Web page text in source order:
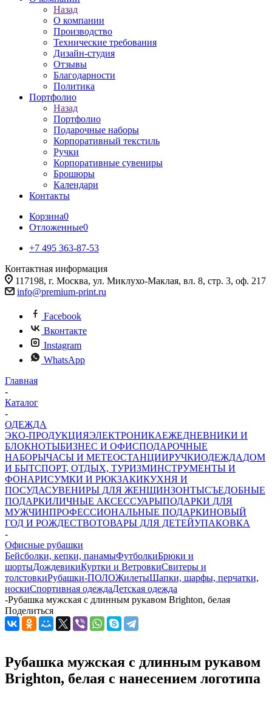
Назад
О компании
Производство
Технические требования
Дизайн-студия
Отзывы
Благодарности
Политика
Портфолио
Назад
Портфолио
Подарочные наборы
Корпоративный текстиль
Ручки
Корпоративные сувениры
Брошюры
Календари
Контакты
Корзина0
Отложенные0
+7 495 363-87-53
Контактная информация
117198, г. Москва, ул. Миклухо-Маклая, вл. 8, стр. 3, оф. 217
info@premium-print.ru
Facebook
Вконтакте
Instagram
WhatsApp
Главная
-
Каталог
-
ОДЕЖДА
ЭКО-ПРОДУКЦИЯЭЛЕКТРОНИКАЕЖЕДНЕВНИКИ И
БЛОКНОТЫБИЗНЕС И ОФИСПОДАРОЧНЫЕ
НАБОРЫЧАСЫ И МЕТЕОСТАНЦИИРУЧКИОДЕЖДАДОМ
И БЫТСПОРТ, ОТДЫХ, ТУРИЗМИНСТРУМЕНТЫ И
ФОНАРИСУМКИ И РЮКЗАКИКУХНЯ И
ПОСУДАСУВЕНИРЫ ДЛЯ ЖЕНЩИНЗОНТЫСЪЕДОБНЫЕ
ПОДАРКИЛИЧНЫЕ АКСЕССУАРЫПОДАРКИ ДЛЯ
МУЖЧИНПРОФЕССИОНАЛЬНЫЕ ПОДАРКИНОВЫЙ
ГОД И РОЖДЕСТВОТОВАРЫ ДЛЯ ДЕТЕЙУПАКОВКА
-
Офисные рубашки
Бейсболки, кепки, панамыФутболкиБрюки и
шортыДождевикиКуртки и ВетровкиСвитеры и
толстовкиРубашки-ПОЛОЖилетыШапки, шарфы, перчатки,
носкиСпортивная одеждаДетская одежда
-Рубашка мужская с длинным рукавом Brighton, белая
Поделиться
Рубашка мужская с длинным рукавом
Brighton, белая с нанесением логотипа